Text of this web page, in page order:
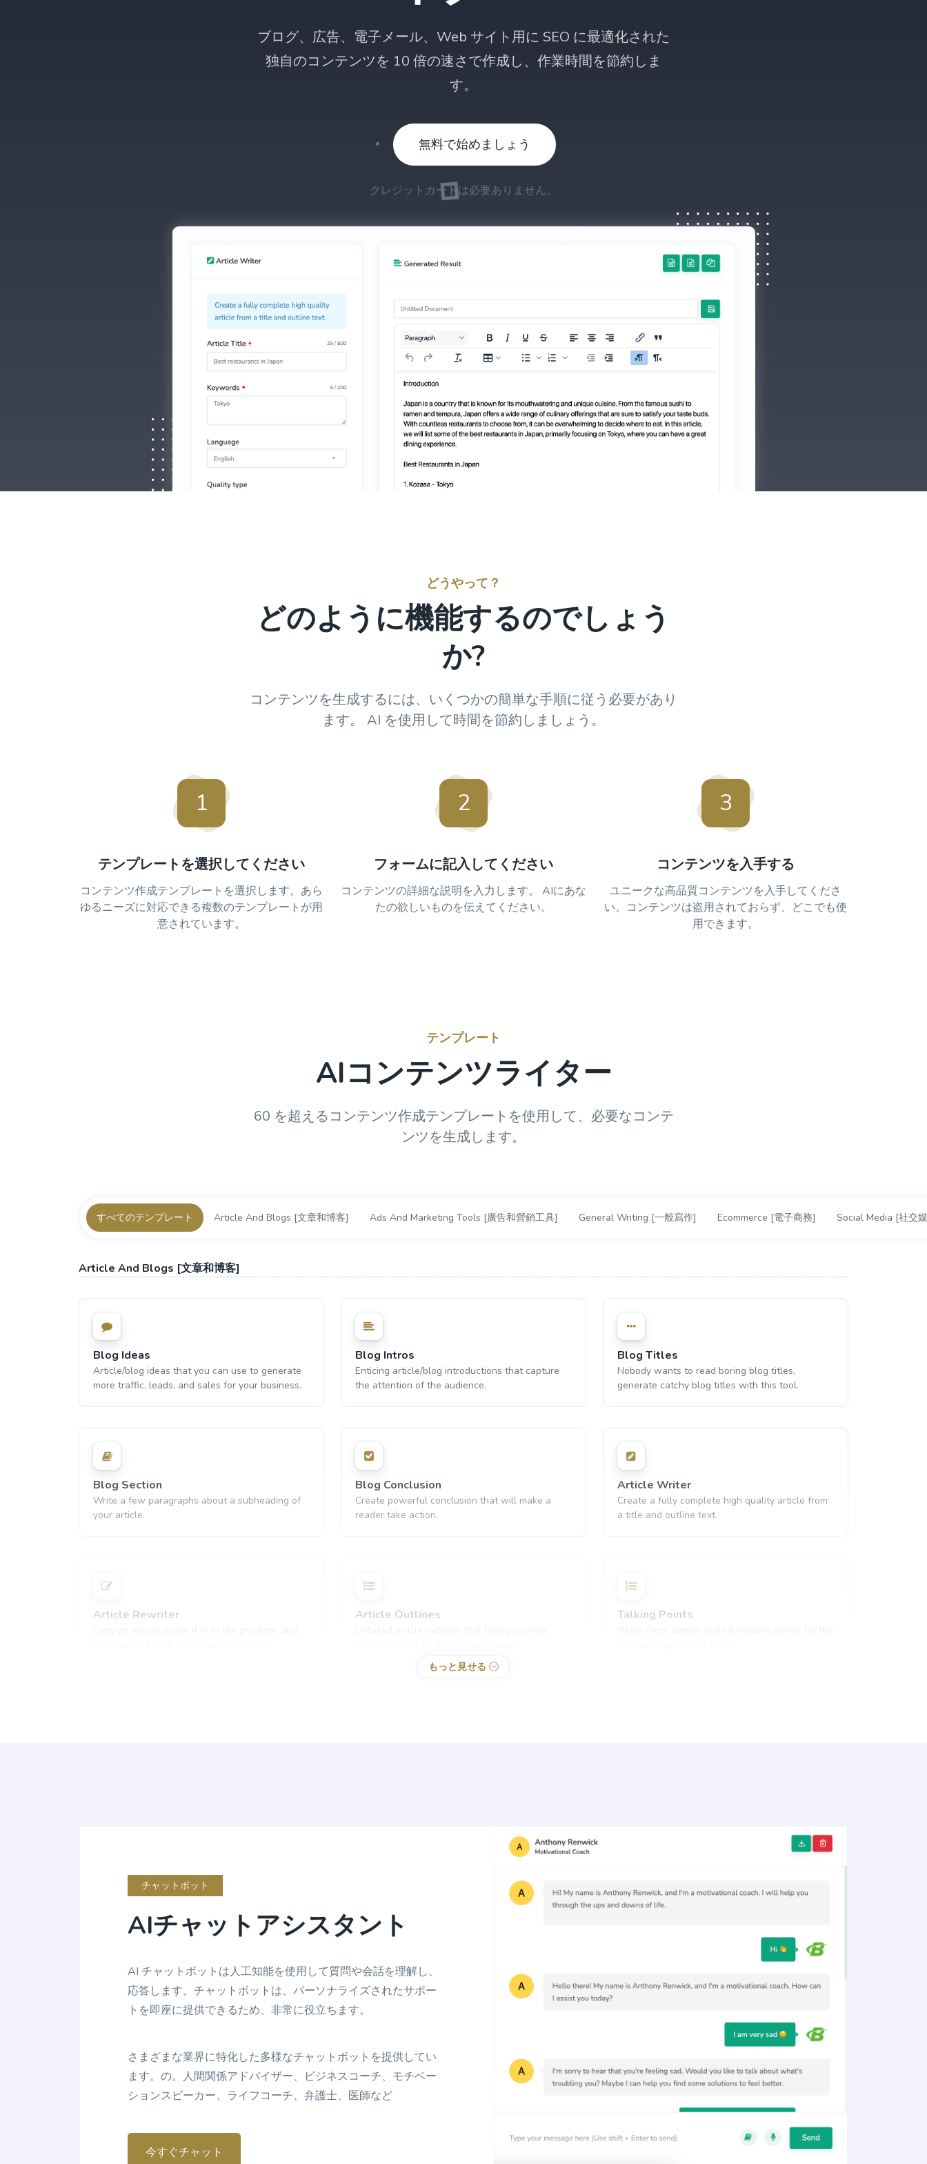
ブログ、広告、電子メール、Web サイト用に SEO に最適化された
独自のコンテンツを 10 倍の速さで作成し、作業時間を節約しま
す。
無料で始めましょう
クレジットカードは必要ありません。
どうやって？
どのように機能するのでしょう
か?
コンテンツを生成するには、いくつかの簡単な手順に従う必要があり
ます。 AI を使用して時間を節約しましょう。
1
テンプレートを選択してください
コンテンツ作成テンプレートを選択します。あら
ゆるニーズに対応できる複数のテンプレートが用
意されています。
2
フォームに記入してください
コンテンツの詳細な説明を入力します。 AIにあな
たの欲しいものを伝えてください。
3
コンテンツを入手する
ユニークな高品質コンテンツを入手してくださ
い。コンテンツは盗用されておらず、どこでも使
用できます。
テンプレート
AIコンテンツライター
60 を超えるコンテンツ作成テンプレートを使用して、必要なコンテ
ンツを生成します。
すべてのテンプレート Article And Blogs [文章和博客] Ads And Marketing Tools [廣告和營銷工具] General Writing [一般寫作] Ecommerce [電子商務] Social Media [社交
Article And Blogs [文章和博客]
Blog Ideas
Article/blog ideas that you can use to generate
more traffic, leads, and sales for your business.
Blog Intros
Enticing article/blog introductions that capture
the attention of the audience.
Blog Titles
Nobody wants to read boring blog titles,
generate catchy blog titles with this tool.
Blog Section
Write a few paragraphs about a subheading of
your article.
Blog Conclusion
Create powerful conclusion that will make a
reader take action.
Article Writer
Create a fully complete high quality article from
a title and outline text.
Article Rewriter Article Outlines Talking Points
Facebook Ads Facebook Ads Headlines
Creating ads with unique and appealing titles
that entice people to click on your ad and
Google Ad Descriptions
visitors into customers.
LinkedIn Ad Headlines
Attention-grabbing, click-inducing, and high-
converting ad headlines for Linkedin.
LinkedIn Ad Descriptions
Professional and eye-catching ad descriptions
もっと見せる
チャットボット
AIチャットアシスタント
AI チャットボットは人工知能を使用して質問や会話を理解し、
応答します。チャットボットは、パーソナライズされたサポー
トを即座に提供できるため、非常に役立ちます。
さまざまな業界に特化した多様なチャットボットを提供してい
ます。の。人間関係アドバイザー、ビジネスコーチ、モチベー
ションスピーカー、ライフコーチ、弁護士、医師など
今すぐチャット